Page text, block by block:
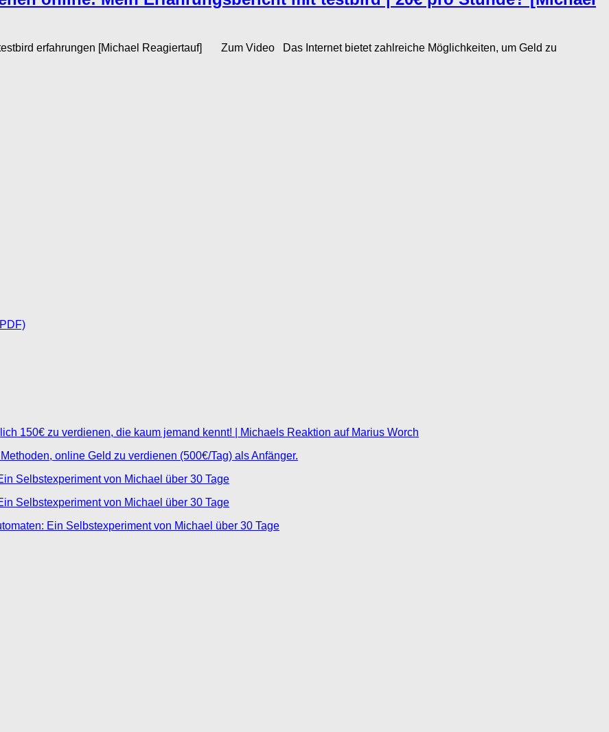
erfahrungen [Michael Reagiertauf] Zum Video Das Internet bietet zahlreiche Möglichkeiten, um Geld zu
150€ zu verdienen, die kaum jemand kennt! | Michaels Reaktion auf Marius Worch
online Geld zu verdienen (500€/Tag) als Anfänger.
Selbstexperiment von Michael über 30 Tage
Selbstexperiment von Michael über 30 Tage
Ein Selbstexperiment von Michael über 30 Tage